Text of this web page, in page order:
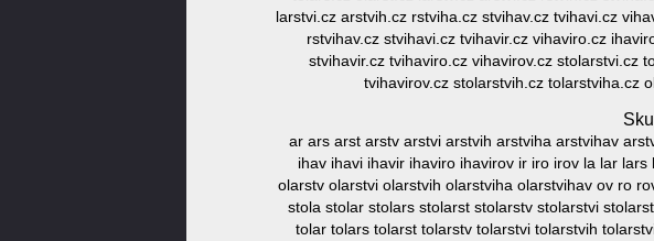
larstvi.cz arstvih.cz rstviha.cz stvihav.cz tvihavi.cz
rstvihav.cz stvihavi.cz tvihavir.cz vihaviro.cz
stvihavir.cz tvihaviro.cz vihavirov.cz stolarstvi.cz
tvihavirov.cz stolarstvih.cz tolarstviha.cz
ar ars arst arstv arstvi arstvih arstviha arstvihav
ihav ihavi ihavir ihaviro ihavirov ir iro irov la lar
olarstv olarstvi olarstvih olarstviha olarstvihav ov ro
stola stolar stolars stolarst stolarstv stolarstvi
tolar tolars tolarst tolarstv tolarstvi tolarstvih